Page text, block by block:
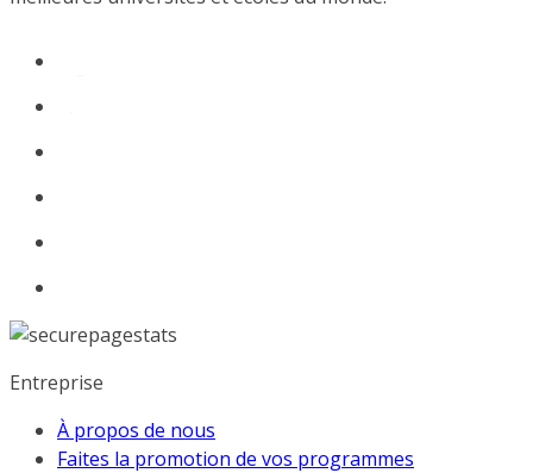
Entreprise
À propos de nous
Faites la promotion de vos programmes